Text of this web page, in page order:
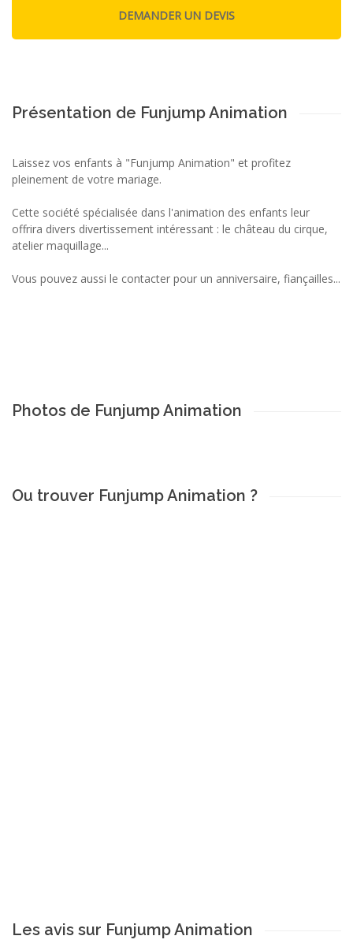
Présentation de Funjump Animation
Laissez vos enfants à "Funjump Animation" et profitez
pleinement de votre mariage.
Cette société spécialisée dans l'animation des enfants leur
offrira divers divertissement intéressant : le château du cirque,
atelier maquillage...
Vous pouvez aussi le contacter pour un anniversaire, fiançailles...
Photos de Funjump Animation
Ou trouver Funjump Animation ?
Les avis sur Funjump Animation